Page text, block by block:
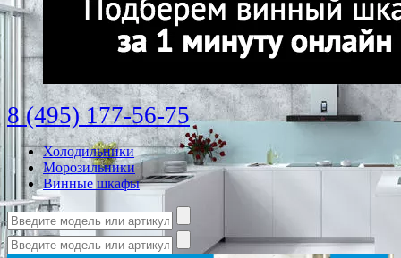
8 (495) 177-56-75
Холодильники
Морозильники
Винные шкафы